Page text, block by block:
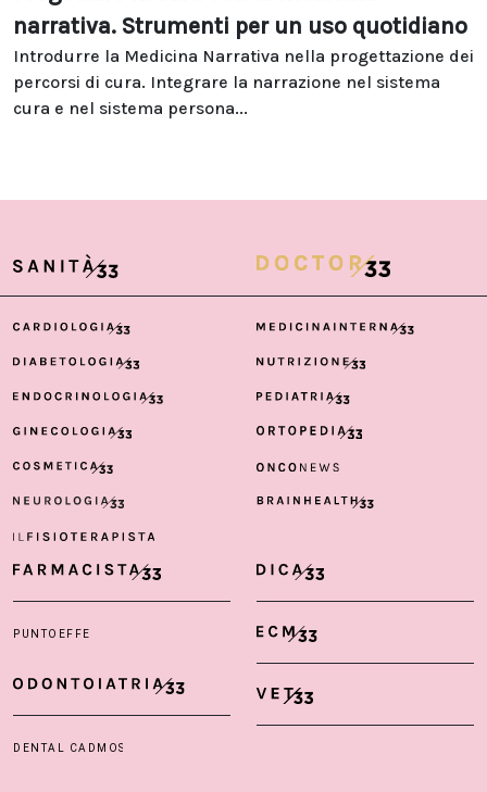
narrativa. Strumenti per un uso quotidiano
Introdurre la Medicina Narrativa nella progettazione dei
percorsi di cura. Integrare la narrazione nel sistema
cura e nel sistema persona...